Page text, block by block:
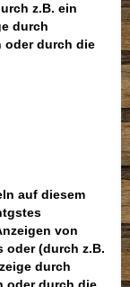
z.B. ein
durch
oder durch die
auf diesem
von
oder (durch z.B.
durch